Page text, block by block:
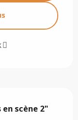
scène 2"